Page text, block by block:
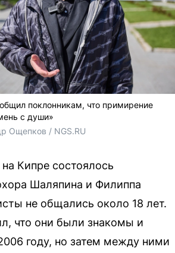
поклонникам, что примирение
с души»
Ощепков / NGS.RU
Кипре состоялось
Шаляпина и Филиппа
не общались около 18 лет.
что они были знакомы и
году, но затем между ними